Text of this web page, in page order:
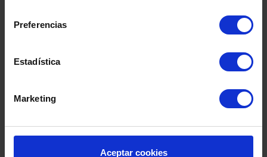
Preferencias
Estadística
Marketing
Aceptar cookies